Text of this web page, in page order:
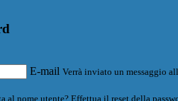
E-mail Verrà inviato un messaggio
al nome utente? Effettua il reset della